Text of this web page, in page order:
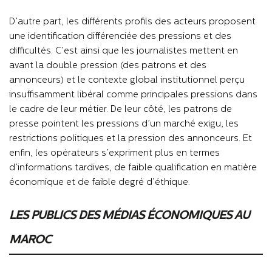
D’autre part, les différents profils des acteurs proposent
une identification différenciée des pressions et des
difficultés. C’est ainsi que les journalistes mettent en
avant la double pression (des patrons et des
annonceurs) et le contexte global institutionnel perçu
insuffisamment libéral comme principales pressions dans
le cadre de leur métier. De leur côté, les patrons de
presse pointent les pressions d’un marché exigu, les
restrictions politiques et la pression des annonceurs. Et
enfin, les opérateurs s’expriment plus en termes
d’informations tardives, de faible qualification en matière
économique et de faible degré d’éthique.
LES PUBLICS DES MÉDIAS ÉCONOMIQUES AU
MAROC